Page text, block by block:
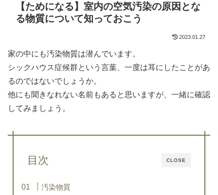
【ためになる】室内の空気汚染の原因とな
る物質について知っておこう
2023.01.27
家の中にも汚染物質は潜んでいます。
シックハウス症候群という言葉、一度は耳にしたことがあ
るのではないでしょうか。
他にも聞きなれない名前もあると思いますが、一緒に確認
してみましょう。
CLOSE
目次
汚染物質